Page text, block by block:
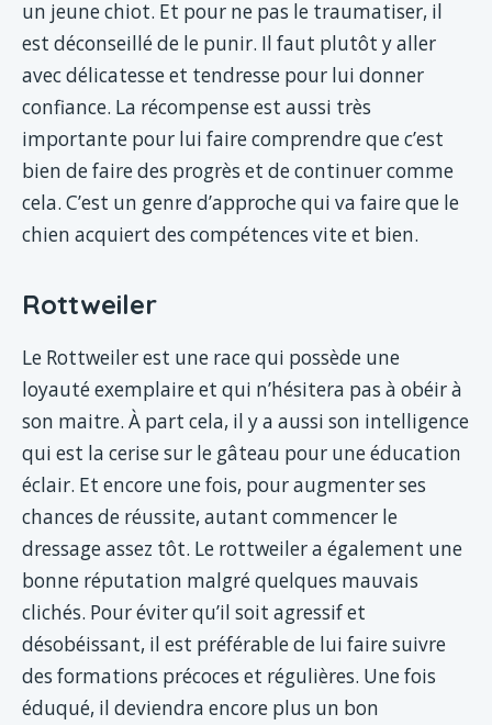
un jeune chiot. Et pour ne pas le traumatiser, il
est déconseillé de le punir. Il faut plutôt y aller
avec délicatesse et tendresse pour lui donner
confiance. La récompense est aussi très
importante pour lui faire comprendre que c’est
bien de faire des progrès et de continuer comme
cela. C’est un genre d’approche qui va faire que le
chien acquiert des compétences vite et bien.
Rottweiler
Le Rottweiler est une race qui possède une
loyauté exemplaire et qui n’hésitera pas à obéir à
son maitre. À part cela, il y a aussi son intelligence
qui est la cerise sur le gâteau pour une éducation
éclair. Et encore une fois, pour augmenter ses
chances de réussite, autant commencer le
dressage assez tôt. Le rottweiler a également une
bonne réputation malgré quelques mauvais
clichés. Pour éviter qu’il soit agressif et
désobéissant, il est préférable de lui faire suivre
des formations précoces et régulières. Une fois
éduqué, il deviendra encore plus un bon